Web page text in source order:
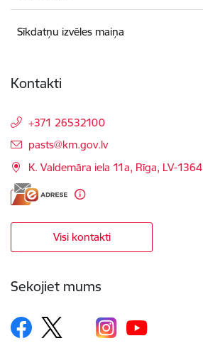
Sīkdatņu izvēles maiņa
Kontakti
+371 26532100
E-pasts:
pasts@km.gov.lv
K. Valdemāra iela 11a, Rīga, LV-1364
Visi kontakti
Sekojiet mums